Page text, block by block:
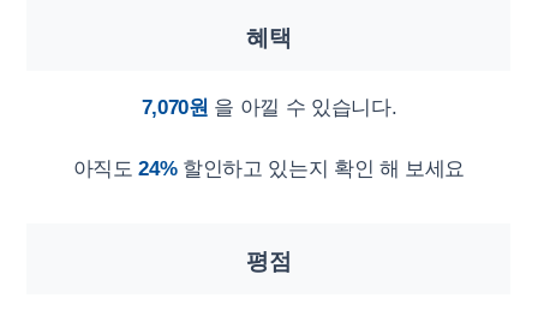
혜택
7,070원 을 아낄 수 있습니다.
아직도24%할인하고 있는지 확인 해 보세요
평점